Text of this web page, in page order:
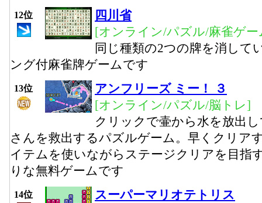
12位
四川省
[オンライン/パズル/麻雀ゲー
同じ種類の2つの牌を消して
ング付麻雀牌ゲームです
13位
アンフリーズ ミー！ ３
[オンライン/パズル/脳トレ]
クリックで壷から水を放出
さんを救出するパズルゲーム。早くクリア
イテムを使いながらステージクリアを目指
りな無料ゲームです
14位
スーパーマリオテトリス